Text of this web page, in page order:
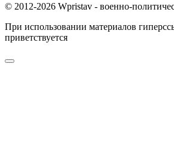
© 2012-2026 Wpristav - военно-
При использовании материалов
приветствуется